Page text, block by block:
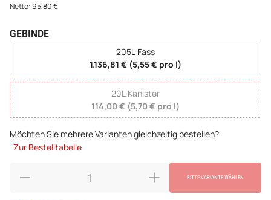
Netto:95,80€
GEBINDE
wählen
205L Fass
1.136,81 € (5,55 € pro l)
20L Kanister
114,00 € (5,70 € pro l)
Möchten Sie mehrere Varianten gleichzeitig bestellen?
Zur Bestelltabelle
BITTE VARIANTE WÄHLEN